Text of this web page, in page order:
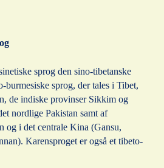
sprog den sino-tibetanske
sprog, der tales i Tibet,
de indiske provinser Sikkim og
nordlige Pakistan samt af
og i det centrale Kina (Gansu,
Karensproget er også et tibeto-